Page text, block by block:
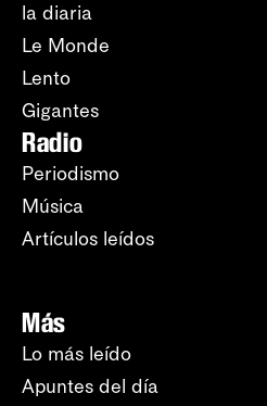
la diaria
Le Monde
Lento
Gigantes
Radio
Periodismo
Música
Artículos leídos
Más
Lo más leído
Apuntes del día